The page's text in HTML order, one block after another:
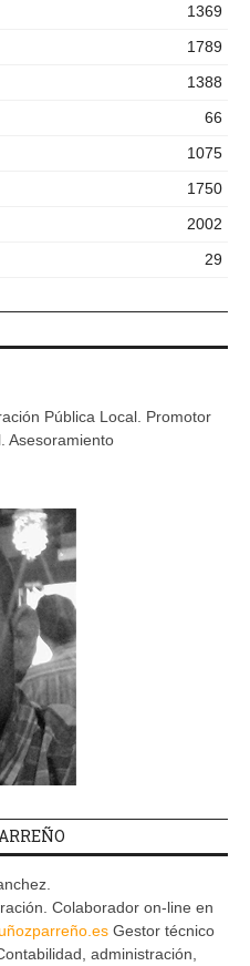
1369
1789
1388
66
1075
1750
2002
29
Pública Local. Promotor
Asesoramiento
Colaborador on-line en
Gestor técnico
administración,